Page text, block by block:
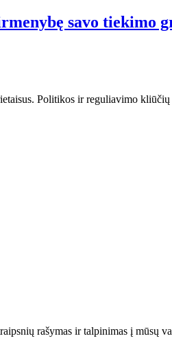
savo tiekimo
Politikos ir reguliavimo kliūčių
rašymas ir talpinimas į mūsų